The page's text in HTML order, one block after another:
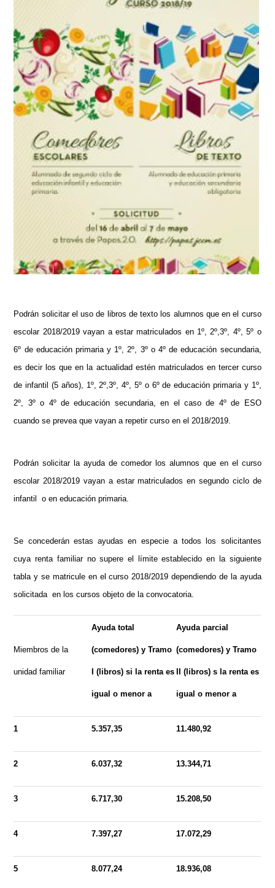
Podrán solicitar el uso de libros de texto los alumnos que en el curso
escolar 2018/2019 vayan a estar matriculados en 1º, 2º,3º, 4º, 5º o
6º de educación primaria y 1º, 2º, 3º o 4º de educación secundaria,
es decir los que en la actualidad estén matriculados en tercer curso
de infantil (5 años), 1º, 2º,3º, 4º, 5º o 6º de educación primaria y 1º,
2º, 3º o 4º de educación secundaria, en el caso de 4º de ESO
cuando se prevea que vayan a repetir curso en el 2018/2019.
Podrán solicitar la ayuda de comedor los alumnos que en el curso
escolar 2018/2019 vayan a estar matriculados en segundo ciclo de
infantil o en educación primaria.
Se concederán estas ayudas en especie a todos los solicitantes
cuya renta familiar no supere el límite establecido en la siguiente
tabla y se matricule en el curso 2018/2019 dependiendo de la ayuda
solicitada en los cursos objeto de la convocatoria.
Miembros de la
unidad familiar
Ayuda total
(comedores) y Tramo
I (libros) si la renta es
igualo menor a
Ayuda parcial
(comedores) y Tramo
II (libros) s la renta es
igual o menor a
1 5.357,35 11.480,92
2 6.037,32 13.344,71
3 6.717,30 15.208,50
4 7.397,27 17.072,29
5 8.077,24 18.936,08